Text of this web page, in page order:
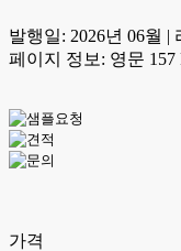
발행일: 2026년 06월 |
페이지 정보: 영문 157
가격